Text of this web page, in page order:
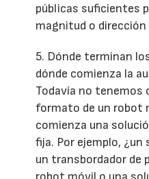
públicas suficientes
magnitud o dirección
5. Dónde terminan
dónde comienza la
Todavía no tenemos
formato de un robot
comienza una
fija. Por ejemplo,
un transbordador de